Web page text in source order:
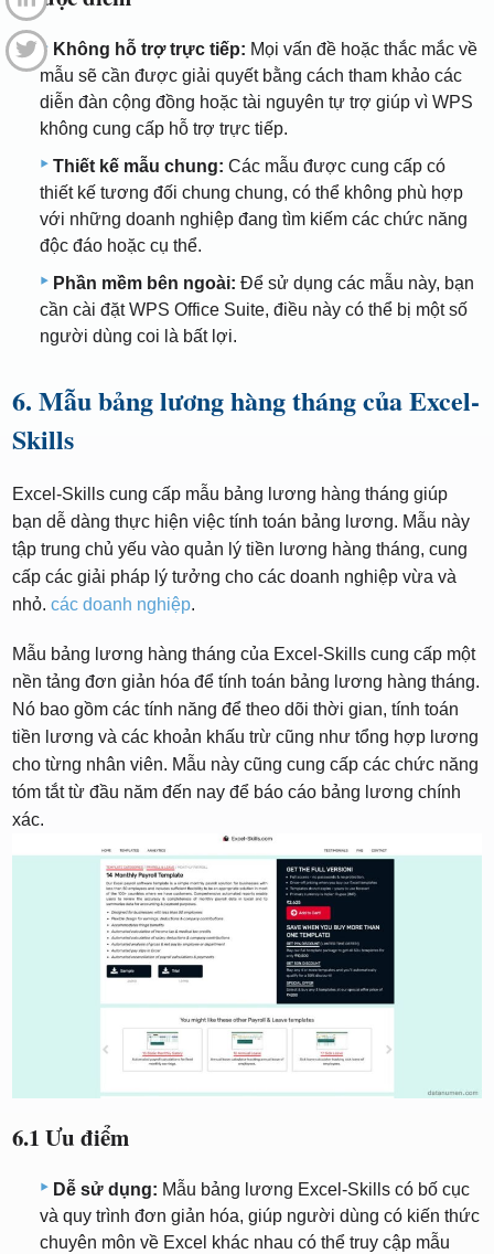
Không hỗ trợ trực tiếp: Mọi vấn đề hoặc thắc mắc về
mẫu sẽ cần được giải quyết bằng cách tham khảo các
diễn đàn cộng đồng hoặc tài nguyên tự trợ giúp vì WPS
không cung cấp hỗ trợ trực tiếp.
Thiết kế mẫu chung: Các mẫu được cung cấp có
thiết kế tương đối chung chung, có thể không phù hợp
với những doanh nghiệp đang tìm kiếm các chức năng
độc đáo hoặc cụ thể.
Phần mềm bên ngoài: Để sử dụng các mẫu này, bạn
cần cài đặt WPS Office Suite, điều này có thể bị một số
người dùng coi là bất lợi.
6. Mẫu bảng lương hàng tháng của Excel-
Skills
Excel-Skills cung cấp mẫu bảng lương hàng tháng giúp
bạn dễ dàng thực hiện việc tính toán bảng lương. Mẫu này
tập trung chủ yếu vào quản lý tiền lương hàng tháng, cung
cấp các giải pháp lý tưởng cho các doanh nghiệp vừa và
nhỏ.các doanh nghiệp.
Mẫu bảng lương hàng tháng của Excel-Skills cung cấp một
nền tảng đơn giản hóa để tính toán bảng lương hàng tháng.
Nó bao gồm các tính năng để theo dõi thời gian, tính toán
tiền lương và các khoản khấu trừ cũng như tổng hợp lương
cho từng nhân viên. Mẫu này cũng cung cấp các chức năng
tóm tắt từ đầu năm đến nay để báo cáo bảng lương chính
xác.
6.1 Ưu điểm
Dễ sử dụng: Mẫu bảng lương Excel-Skills có bố cục
và quy trình đơn giản hóa, giúp người dùng có kiến ​​thức
chuyên môn về Excel khác nhau có thể truy cập mẫu